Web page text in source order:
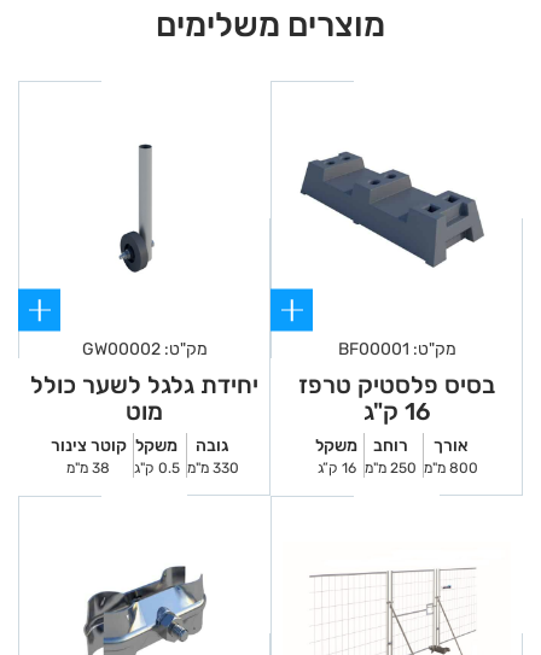
מוצרים משלימים
מק"ט: BF00001
בסיס פלסטיק טרפז
16 ק"ג
אורך
800 מ"מ
רוחב
250 מ"מ
משקל
16 ק”ג
מק"ט: GW00002
יחידת גלגל לשער כולל
מוט
גובה
330 מ"מ
משקל
0.5 ק"ג
קוטר צינור
38 מ"מ